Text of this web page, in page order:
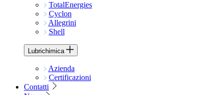
TotalEnergies
Cyclon
Allegrini
Shell
Lubrichimica
Azienda
Certificazioni
Contatti